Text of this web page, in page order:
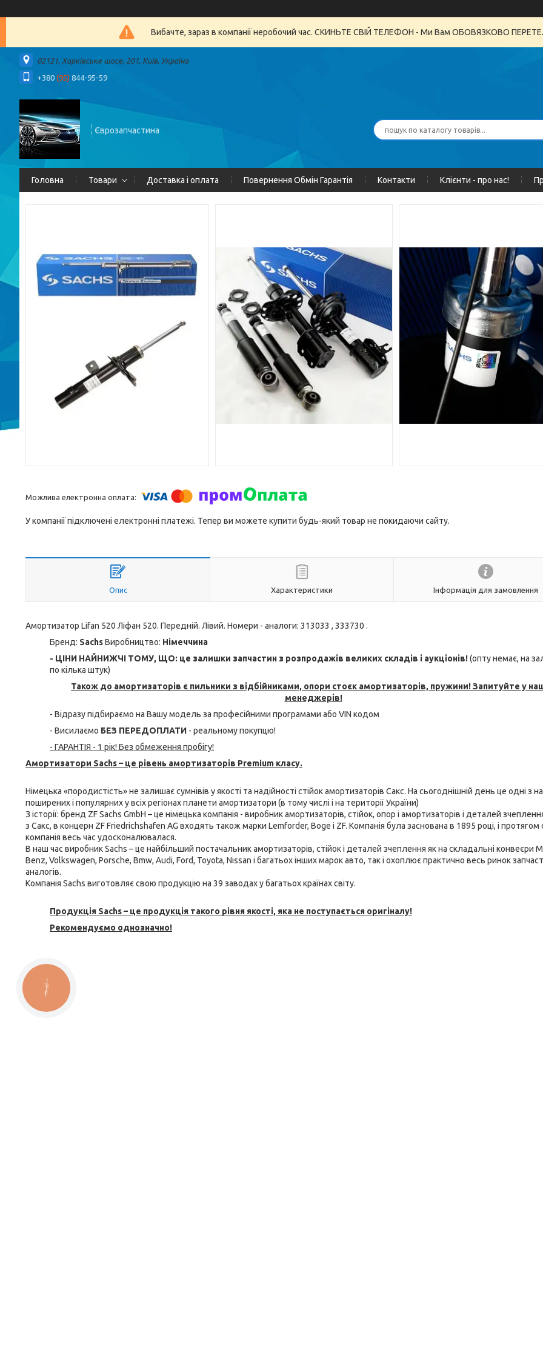
Вибачте, зараз в компанії неробочий час. СКИНЬТЕ СВІЙ ТЕЛЕФОН - Ми Вам ОБОВЯЗКОВО
02121, Харківське шосе, 201, Київ, Україна
+380 (95) 844-95-59
Єврозапчастина
Головна Товари Доставка і оплата Повернення Обмін Гарантія Контакти Клієнти - про нас!
У компанії підключені електронні платежі. Тепер ви можете купити будь-який товар не покидаючи сайту.
Опис Характеристики Інформація для замовлення
Амортизатор Lifan 520 Ліфан 520. Передній. Лівий. Номери - аналоги: 313033 , 333730 .
Бренд: SachsВиробництво: Німеччина
- ЦІНИ НАЙНИЖЧІ ТОМУ, ЩО: це залишки запчастин з розпродажів великих складів і аукціонів!(опту немає, на
по кілька штук)
Також до амортизаторів є пильники з відбійниками, опори стоєк амортизаторів, пружини! Запитуйте у
менеджерів!
- Відразу підбираємо на Вашу модель за професійними програмами або VIN кодом
- Висилаємо БЕЗ ПЕРЕДОПЛАТИ - реальному покупцю!
- ГАРАНТІЯ - 1 рік! Без обмеження пробігу!
Амортизатори Sachs – це рівень амортизаторів Premium класу.
Німецька «породистість» не залишає сумнівів у якості та надійності стійок амортизаторів Сакс. На сьогоднішній день це одні з
поширених і популярних у всіх регіонах планети амортизатори (в тому числі і на території України)
З історії: бренд ZF Sachs GmbH – це німецька компанія - виробник амортизаторів, стійок, опор і амортизаторів і деталей
з Сакс, в концерн ZF Friedrichshafen AG входять також марки Lemforder, Boge і ZF. Компанія була заснована в 1895 році, і протягом
компанія весь час удосконалювалася.
В наш час виробник Sachs – це найбільший постачальникамортизаторів, стійок і деталей зчеплення як на складальні конвеєри
Benz, Volkswagen, Porsche, Bmw, Audi, Ford, Toyota, Nissan і багатьох інших марок авто, так і охоплює практично весь ринок
аналогів.
Компанія Sachs виготовляє свою продукцію на 39 заводах у багатьох країнах світу.
Продукція Sachs – це продукція такого рівня якості, яка не поступається оригіналу!
Рекомендуємо однозначно!
КНОПКА
ЗВ'ЯЗКУ